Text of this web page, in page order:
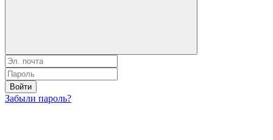
Войти
Забыли пароль?